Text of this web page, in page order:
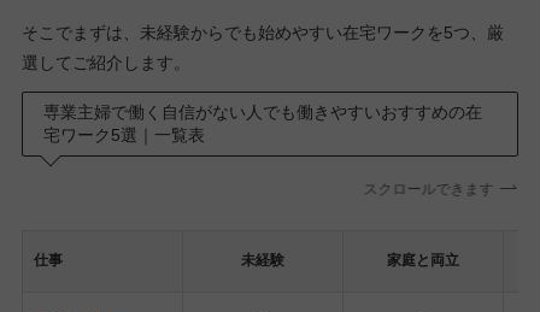
そこでまずは、未経験からでも始めやすい在宅ワークを5つ、厳
選してご紹介します。
専業主婦で働く自信がない人でも働きやすいおすすめの在
宅ワーク5選｜一覧表
スクロールできます
仕事 未経験 家庭と両立